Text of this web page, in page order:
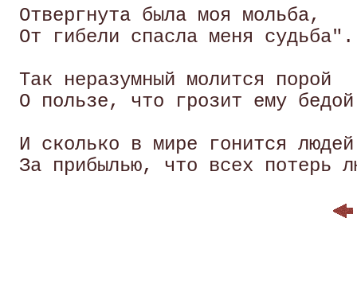
Отвергнута была моя мольба,
От гибели спасла меня
Так неразумный молится порой
О пользе, что грозит ему
И сколько в мире гонится